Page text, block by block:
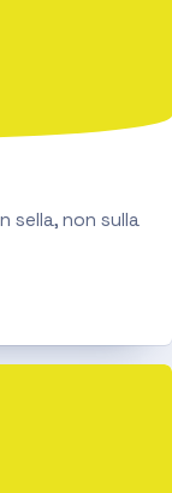
sella, non sulla